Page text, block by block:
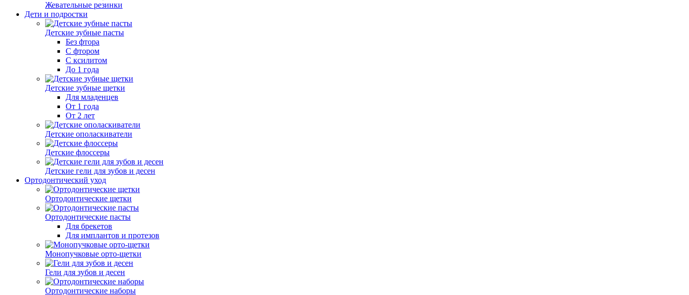
Жевательные резинки
Дети и подростки
Детские зубные пасты
Без фтора
С фтором
С ксилитом
До 1 года
Детские зубные щетки
Для младенцев
От 1 года
От 2 лет
Детские ополаскиватели
Детские флоссеры
Детские гели для зубов и десен
Ортодонтический уход
Ортодонтические щетки
Ортодонтические пасты
Для брекетов
Для имплантов и протезов
Монопучковые орто-щетки
Гели для зубов и десен
Ортодонтические наборы